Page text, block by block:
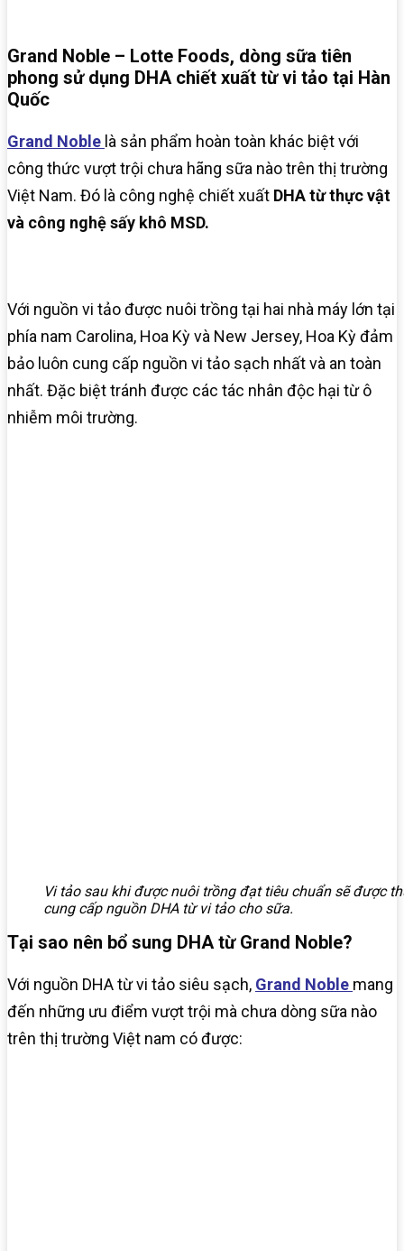
Grand Noble – Lotte Foods, dòng sữa tiên
phong sử dụng DHA chiết xuất từ vi tảo tại Hàn
Quốc
Grand Noble là sản phẩm hoàn toàn khác biệt với
công thức vượt trội chưa hãng sữa nào trên thị trường
Việt Nam. Đó là công nghệ chiết xuất DHA từ thực vật
và công nghệ sấy khô MSD.
Với nguồn vi tảo được nuôi trồng tại hai nhà máy lớn tại
phía nam Carolina, Hoa Kỳ và New Jersey, Hoa Kỳ đảm
bảo luôn cung cấp nguồn vi tảo sạch nhất và an toàn
nhất. Đặc biệt tránh được các tác nhân độc hại từ ô
nhiễm môi trường.
Vi tảo sau khi được nuôi trồng đạt tiêu chuẩn sẽ được
cung cấp nguồn DHA từ vi tảo cho sữa.
Tại sao nên bổ sung DHA từ Grand Noble?
Với nguồn DHA từ vi tảo siêu sạch, Grand Noble mang
đến những ưu điểm vượt trội mà chưa dòng sữa nào
trên thị trường Việt nam có được: